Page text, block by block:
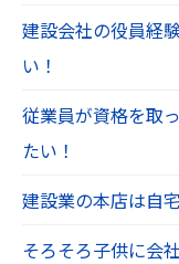
建設会社の役員経
い！
従業員が資格を取
たい！
建設業の本店は自
そろそろ子供に会